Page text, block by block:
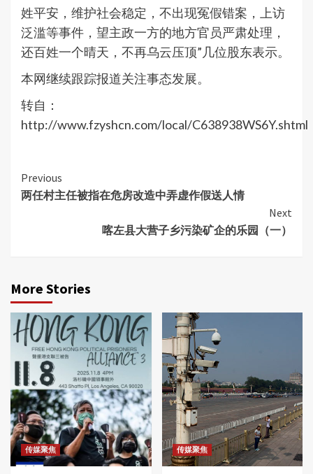
姓平安，维护社会稳定，不出现冤假错案，上访
泛滥等事件，望主政一方的地方官员严肃处理，
还百姓一个晴天，不再乌云压顶”几位股东表示。
本网继续跟踪报道关注事态发展。
转自：
http://www.fzyshcn.com/local/C638938WS6Y.shtml
Continue
Reading
Previous
两任村主任被指在危房改造中弄虚作假送人情
Next
喀左县大营子乡污染矿企的乐园（一）
More Stories
传媒聚焦 传媒聚焦